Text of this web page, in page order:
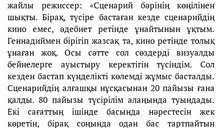
жайлы режиссер: «Сценарий бәрінің көңілінен
шықты. Бірақ, түсіре бастаған кезде сценарийдің
кино емес, әдебиет ретінде ұнайтынын ұқтым.
Геннадиймен бірігіп жазсақ та, кино ретінде толық
ұнаған жоқ. Осы сәтте сол сөздерді визуалды
бейнелерге ауыстыру керектігін түсіндім. Сол
кезден бастап күнделікті көлемді жұмыс басталды.
Сценарийдің алғашқы нұсқасынан 20 пайызы ғана
қалды. 80 пайызы түсірілім алаңында туындады.
Екі сағаттың ішінде басында нәрестесін жек
көретін, бірақ соңында одан бас тартпайтын